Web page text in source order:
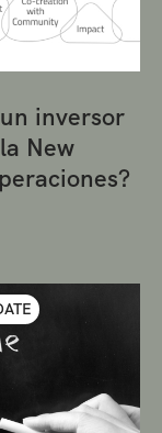
inversor
New